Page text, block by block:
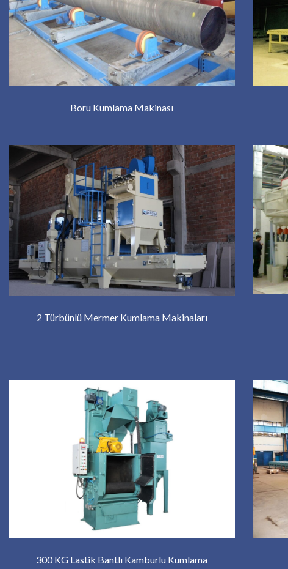
Boru Kumlama Makinası
2 Türbünlü Mermer Kumlama Makinaları
300 KG Lastik Bantlı Kamburlu Kumlama